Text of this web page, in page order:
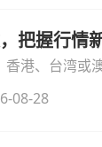
把握行情
香港、台湾
外复杂操作。
08-28